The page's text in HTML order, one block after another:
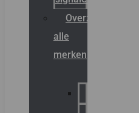
Overzicht
alle
merken